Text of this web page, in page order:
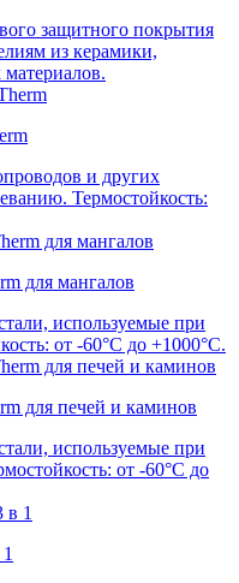
защитного покрытия
из керамики,
материалов.
и других
Термостойкость:
для мангалов
используемые при
от -60°С до +1000°С.
для печей и каминов
используемые при
от -60°С до